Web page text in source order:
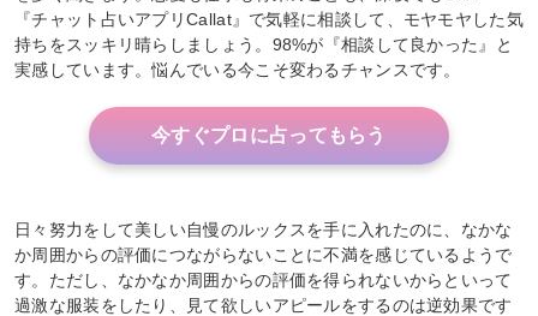
『チャット占いアプリCallat』で気軽に相談して、モヤモヤした気
持ちをスッキリ晴らしましょう。98%が『相談して良かった』と
実感しています。悩んでいる今こそ変わるチャンスです。
今すぐプロに占ってもらう
日々努力をして美しい自慢のルックスを手に入れたのに、なかな
か周囲からの評価につながらないことに不満を感じているようで
す。ただし、なかなか周囲からの評価を得られないからといって
過激な服装をしたり、見て欲しいアピールをするのは逆効果です